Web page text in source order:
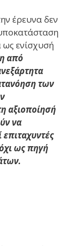
έρευνα δεν
ως ενίσχυσή
από
των
αξιοποίησή
να
ως πηγή